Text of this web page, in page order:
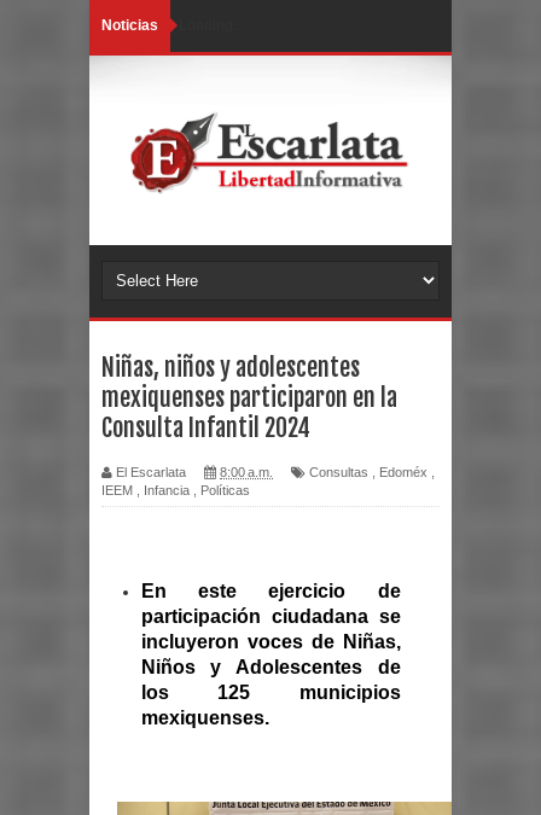
Noticias
Niñas, niños y adolescentes
mexiquenses participaron en la
Consulta Infantil 2024
El Escarlata 8:00 a.m. Consultas Edoméx
IEEM
Infancia Políticas
En este ejercicio de
participación ciudadana se
incluyeron voces de Niñas,
Niños y Adolescentes
de
los 125 municipios
mexiquenses.